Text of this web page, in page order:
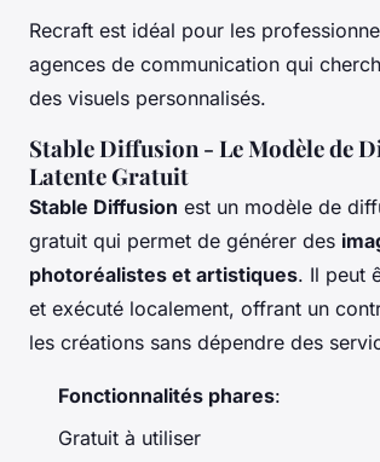
Recraft est idéal pour les
agences de communication qui
des visuels personnalisés.
Stable Diffusion - Le Modèle de
Latente Gratuit
Stable Diffusion est un modèle de
gratuit qui permet de générer des
photoréalistes et artistiques. Il peut
et exécuté localement, offrant un
les créations sans dépendre des
Fonctionnalités phares:
Gratuit à utiliser